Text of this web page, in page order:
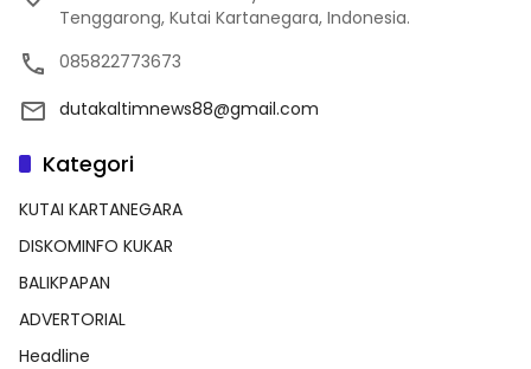
Tenggarong, Kutai Kartanegara, Indonesia.
085822773673
dutakaltimnews88@gmail.com
Kategori
KUTAI KARTANEGARA
DISKOMINFO KUKAR
BALIKPAPAN
ADVERTORIAL
Headline